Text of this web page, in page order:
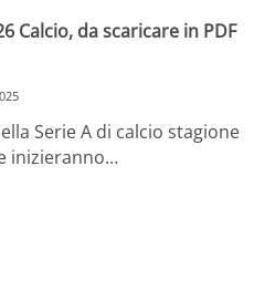
Calcio, da scaricare in PDF
Serie A di calcio stagione
inizieranno…